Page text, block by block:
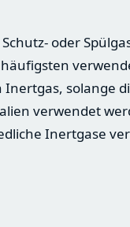
oder
solange
verwendet
Inertgase